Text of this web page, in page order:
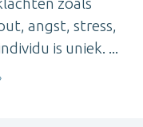
angst, stress,
is uniek. ...